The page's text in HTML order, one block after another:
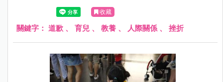
收藏
關鍵字： 道歉 、 育兒 、 教養 、 人際關係 、 挫折